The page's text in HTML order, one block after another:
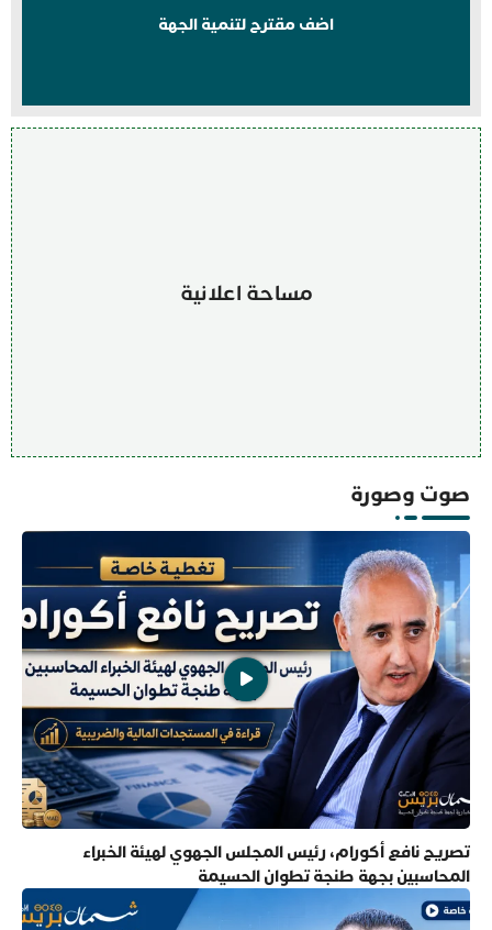
اضف مقترح لتنمية الجهة
مساحة اعلانية
صوت وصورة
تصريح نافع أكورام، رئيس المجلس الجهوي لهيئة الخبراء
المحاسبين بجهة طنجة تطوان الحسيمة